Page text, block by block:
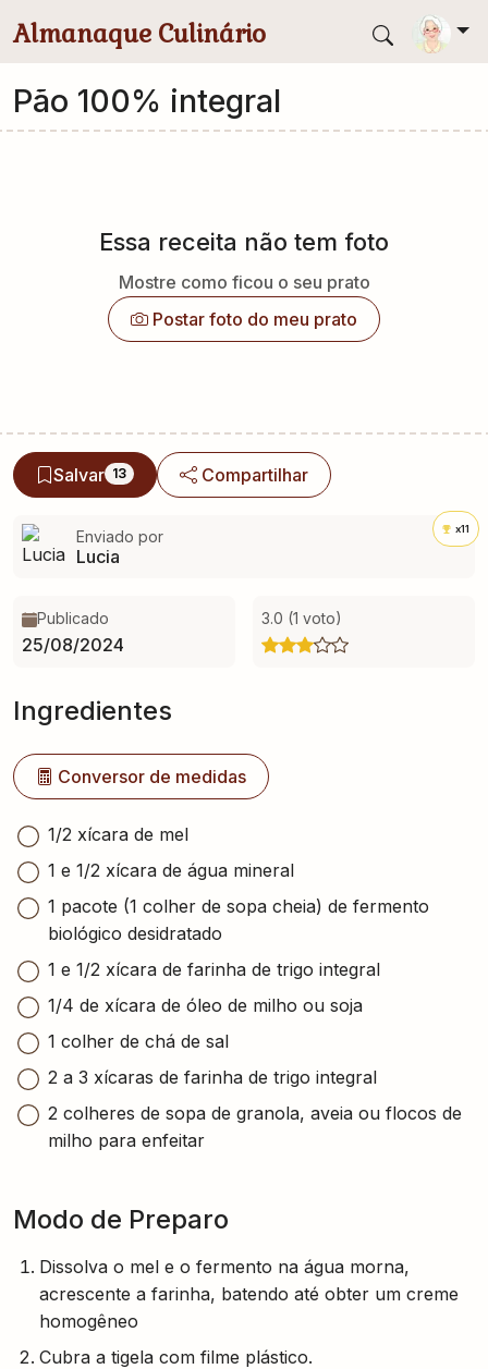
Almanaque Culinário
Pão 100% integral
Essa receita não tem foto
Mostre como ficou o seu prato
Postar foto do meu prato
Salvar 13 Compartilhar
Enviado por
Lucia
x11
Publicado
25/08/2024
3.0 (1 voto)
Ingredientes
Conversor de medidas
1/2 xícara de mel
1 e 1/2 xícara de água mineral
1 pacote (1 colher de sopa cheia) de fermento
biológico desidratado
1 e 1/2 xícara de farinha de trigo integral
1/4 de xícara de óleo de milho ou soja
1 colher de chá de sal
2 a 3 xícaras de farinha de trigo integral
2 colheres de sopa de granola, aveia ou flocos de
milho para enfeitar
Modo de Preparo
Dissolva o mel e o fermento na água morna,
acrescente a farinha, batendo até obter um creme
homogêneo
Cubra a tigela com filme plástico.